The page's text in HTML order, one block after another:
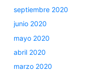
septiembre 2020
junio 2020
mayo 2020
abril 2020
marzo 2020